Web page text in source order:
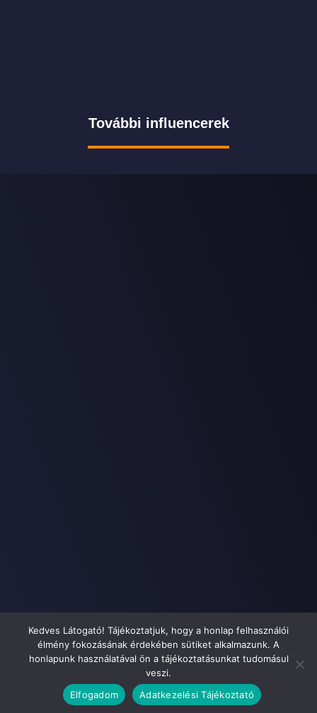
További influencerek
Social Guru Magyarország Kft.
1097 Tóth Kálmán utca 21
+36706112706
Adatkezelési Tájékoztató
Kedves Látogató! Tájékoztatjuk, hogy a honlap felhasználói
élmény fokozásának érdekében sütiket alkalmazunk. A
honlapunk használatával ön a tájékoztatásunkat tudomásul
veszi.
Elfogadom
Adatkezelési Tájékoztató